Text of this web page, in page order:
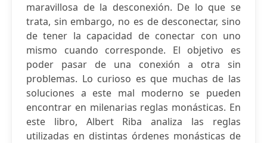
maravillosa de la desconexión. De lo que se
trata, sin embargo, no es de desconectar, sino
de tener la capacidad de conectar con uno
mismo cuando corresponde. El objetivo es
poder pasar de una conexión a otra sin
problemas. Lo curioso es que muchas de las
soluciones a este mal moderno se pueden
encontrar en milenarias reglas monásticas. En
este libro, Albert Riba analiza las reglas
utilizadas en distintas órdenes monásticas de